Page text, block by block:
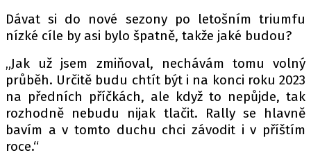
Dávat si do nové sezony po letošním triumfu
nízké cíle by asi bylo špatně, takže jaké budou?
„Jak už jsem zmiňoval, nechávám tomu volný
průběh. Určitě budu chtít být i na konci roku 2023
na předních příčkách, ale když to nepůjde, tak
rozhodně nebudu nijak tlačit. Rally se hlavně
bavím a v tomto duchu chci závodit i v příštím
roce.“